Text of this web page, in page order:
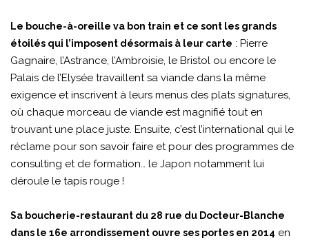
Le bouche-à-oreille va bon train et ce sont les grands
étoilés qui l’imposent désormais à leur carte : Pierre
Gagnaire, l’Astrance, l’Ambroisie, le Bristol ou encore le
Palais de l’Elysée travaillent sa viande dans la même
exigence et inscrivent à leurs menus des plats signatures,
où chaque morceau de viande est magnifié tout en
trouvant une place juste. Ensuite, c’est l’international qui le
réclame pour son savoir faire et pour des programmes de
consulting et de formation… le Japon notamment lui
déroule le tapis rouge !
Sa boucherie-restaurant du 28 rue du Docteur-Blanche
dans le 16e arrondissement ouvre ses portes en 2014 en